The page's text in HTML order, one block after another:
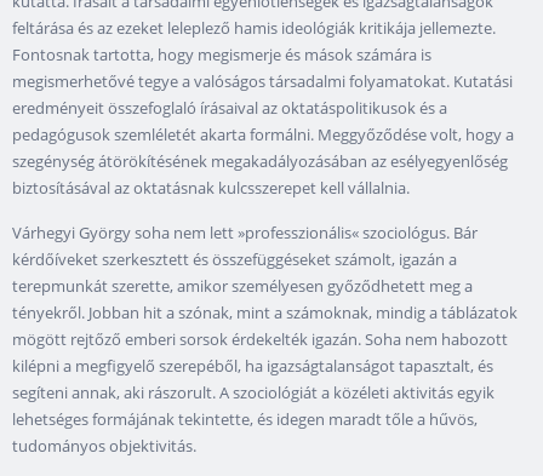
feltárása és az ezeket leleplező hamis ideológiák kritikája jellemezte.
Fontosnak tartotta, hogy megismerje és mások számára is
megismerhetővé tegye a valóságos társadalmi folyamatokat. Kutatási
eredményeit összefoglaló írásaival az oktatáspolitikusok és a
pedagógusok szemléletét akarta formálni. Meggyőződése volt, hogy a
szegénység átörökítésének megakadályozásában az esélyegyenlőség
biztosításával az oktatásnak kulcsszerepet kell vállalnia.
Várhegyi György soha nem lett »professzionális« szociológus. Bár
kérdőíveket szerkesztett és összefüggéseket számolt, igazán a
terepmunkát szerette, amikor személyesen győződhetett meg a
tényekről. Jobban hit a szónak, mint a számoknak, mindig a táblázatok
mögött rejtőző emberi sorsok érdekelték igazán. Soha nem habozott
kilépni a megfigyelő szerepéből, ha igazságtalanságot tapasztalt, és
segíteni annak, aki rászorult. A szociológiát a közéleti aktivitás egyik
lehetséges formájának tekintette, és idegen maradt tőle a hűvös,
tudományos objektivitás.